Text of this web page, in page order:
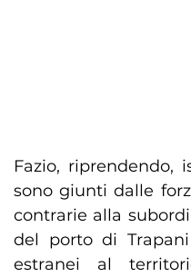
Fazio, riprendendo,
sono giunti dalle
contrarie alla
del porto di
estranei al